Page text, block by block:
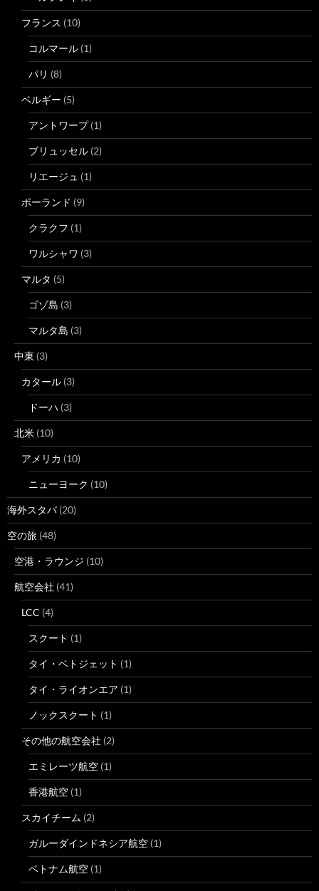
フランス (10)
コルマール (1)
パリ (8)
ベルギー (5)
アントワープ(1)
ブリュッセル (2)
リエージュ (1)
ポーランド (9)
クラクフ (1)
ワルシャワ (3)
マルタ (5)
ゴゾ島 (3)
マルタ島 (3)
中東 (3)
カタール (3)
ドーハ (3)
北米 (10)
アメリカ (10)
ニューヨーク (10)
海外スタバ(20)
空の旅 (48)
空港・ラウンジ (10)
航空会社 (41)
LCC (4)
スクート (1)
タイ・ベトジェット (1)
タイ・ライオンエア (1)
ノックスクート (1)
その他の航空会社 (2)
エミレーツ航空 (1)
香港航空 (1)
スカイチーム (2)
ガルーダインドネシア航空 (1)
ベトナム航空 (1)